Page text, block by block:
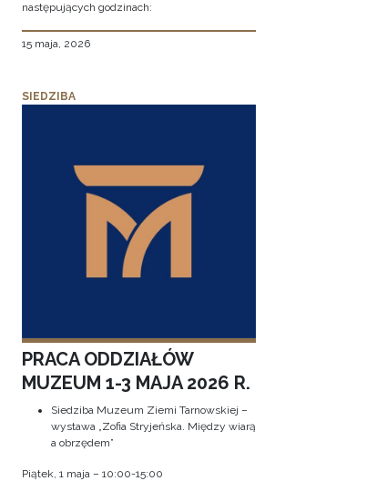
następujących godzinach:
15 maja, 2026
SIEDZIBA
PRACA ODDZIAŁÓW
MUZEUM 1-3 MAJA 2026 R.
Siedziba Muzeum Ziemi Tarnowskiej –
wystawa „Zofia Stryjeńska. Między wiarą
a obrzędem”
Piątek, 1 maja – 10:00-15:00